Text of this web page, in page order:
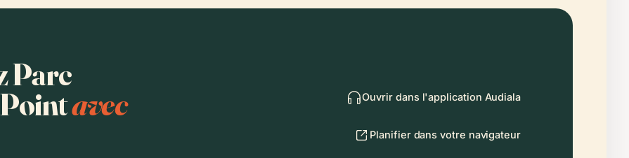
Parc
avec Ouvrir dans l'application Audiala
Planifier dans votre navigateur